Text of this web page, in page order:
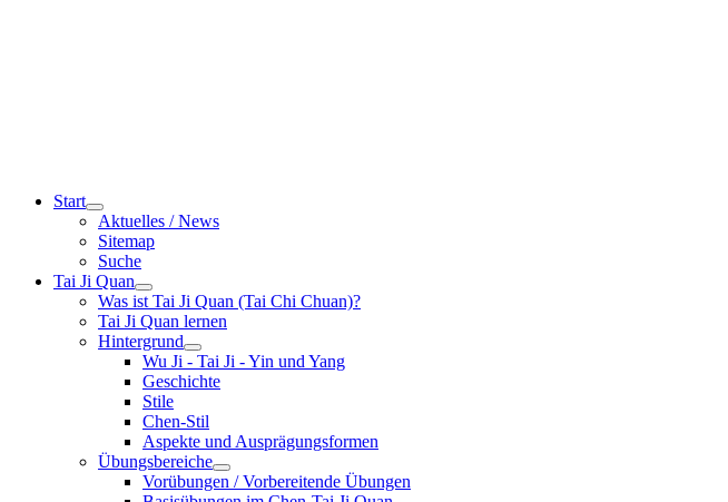
Start
Aktuelles / News
Sitemap
Suche
Tai Ji Quan
Was ist Tai Ji Quan (Tai Chi Chuan)?
Tai Ji Quan lernen
Hintergrund
Wu Ji - Tai Ji - Yin und Yang
Geschichte
Stile
Chen-Stil
Aspekte und Ausprägungsformen
Übungsbereiche
Vorübungen / Vorbereitende Übungen